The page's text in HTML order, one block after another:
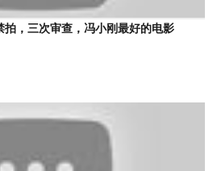
拍，三次审查，冯小刚最好的电影